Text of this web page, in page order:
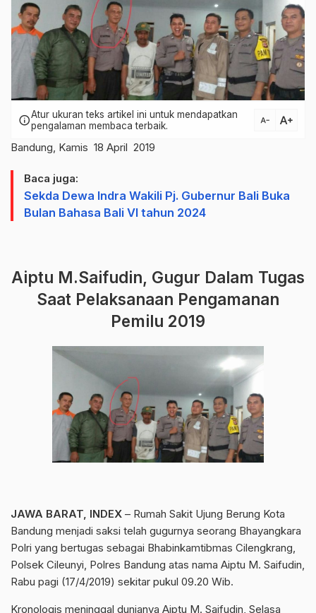
infoAtur ukuran teks artikel ini untuk mendapatkan
pengalaman membaca terbaik.
text_decrease text_increase
Bandung, Kamis 18 April 2019
Baca juga:
Sekda Dewa Indra Wakili Pj. Gubernur Bali Buka
Bulan Bahasa Bali VI tahun 2024
Aiptu M.Saifudin, Gugur Dalam Tugas
Saat Pelaksanaan Pengamanan
Pemilu 2019
JAWA BARAT, INDEX – Rumah Sakit Ujung Berung Kota
Bandung menjadi saksi telah gugurnya seorang Bhayangkara
Polri yang bertugas sebagai Bhabinkamtibmas Cilengkrang,
Polsek Cileunyi, Polres Bandung atas nama Aiptu M. Saifudin,
Rabu pagi (17/4/2019) sekitar pukul 09.20 Wib.
Kronologis meninggal dunianya Aiptu M. Saifudin, Selasa